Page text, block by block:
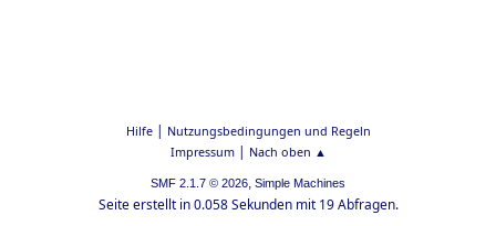
Hilfe| Nutzungsbedingungen und Regeln
Impressum| Nach oben ▲
SMF 2.1.7 © 2026, Simple Machines
Seite erstellt in 0.058 Sekunden mit 19 Abfragen.